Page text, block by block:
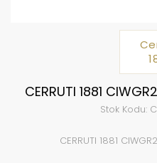
CERRUTI 1881
Stok Kodu:
CERRUTI 1881